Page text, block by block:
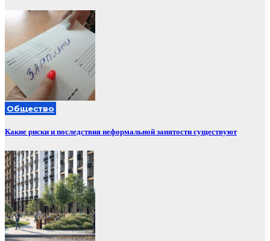
Общество
Какие риски и последствия неформальной занятости существуют